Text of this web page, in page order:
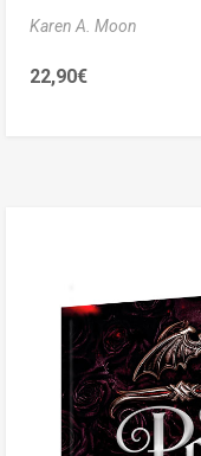
Karen A. Moon
22,90€